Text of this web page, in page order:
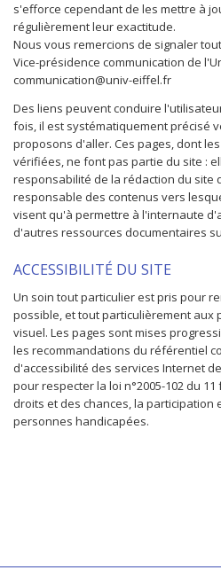
s'efforce cependant de les mettre à
régulièrement leur exactitude.
Nous vous remercions de signaler
Vice-présidence communication de
communication@univ-eiffel.fr
Des liens peuvent conduire
fois, il est systématiquement précisé
proposons d'aller. Ces pages, dont
vérifiées, ne font pas partie du site :
responsabilité de la rédaction du site
responsable des contenus vers
visent qu'à permettre à l'internaute
d'autres ressources documentaires
ACCESSIBILITÉ DU SITE
Un soin tout particulier est pris pour
possible, et tout particulièrement aux
visuel. Les pages sont mises
les recommandations du référentiel
d'accessibilité des services Internet
pour respecter la loi n°2005-102 du
droits et des chances, la participation
personnes handicapées.